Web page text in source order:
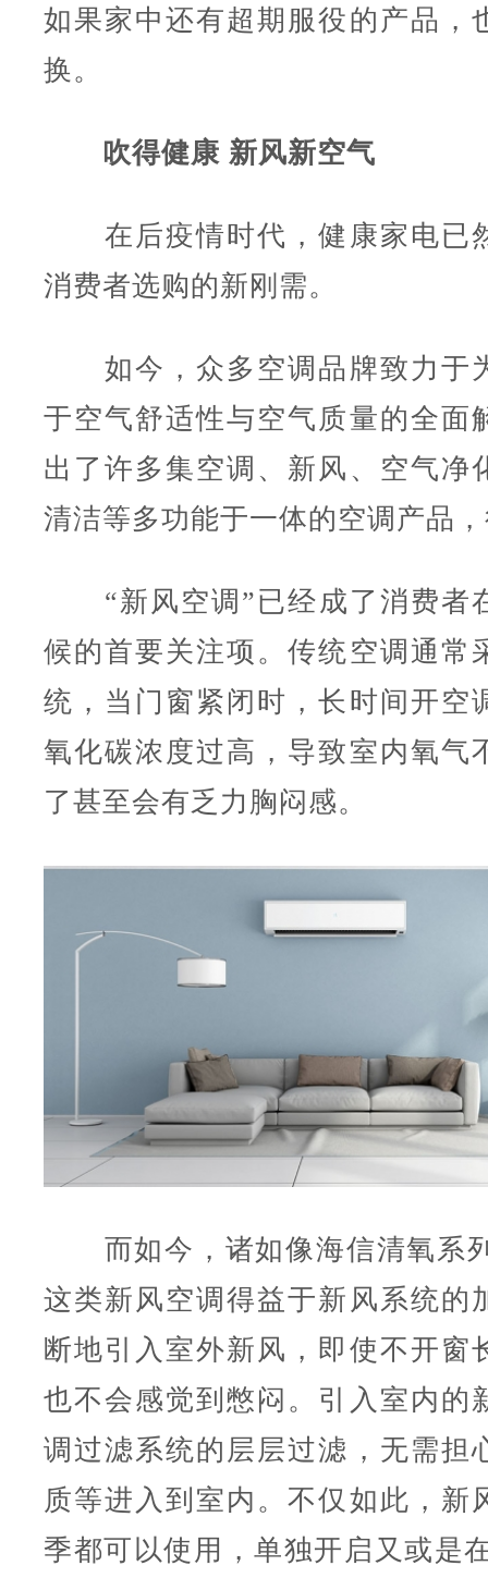
如果家中还有超期服役的产品，
换。
吹得健康 新风新空气
在后疫情时代，健康家电已
消费者选购的新刚需。
如今，众多空调品牌致力于
于空气舒适性与空气质量的全面
出了许多集空调、新风、空气净
清洁等多功能于一体的空调产品
“新风空调”已经成了消费者
候的首要关注项。传统空调通常
统，当门窗紧闭时，长时间开空
氧化碳浓度过高，导致室内氧气
了甚至会有乏力胸闷感。
而如今，诸如像海信清氧系
这类新风空调得益于新风系统的
断地引入室外新风，即使不开窗
也不会感觉到憋闷。引入室内的
调过滤系统的层层过滤，无需担
质等进入到室内。不仅如此，新
季都可以使用，单独开启又或是